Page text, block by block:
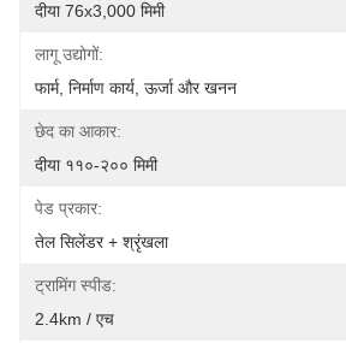
दीया 76x3,000 मिमी
लागू उद्योगों:
फार्म, निर्माण कार्य, ऊर्जा और खनन
छेद का आकार:
दीया ११०-२०० मिमी
पेड प्रकार:
तेल सिलेंडर + श्रृंखला
ट्रामिंग स्पीड:
2.4km / एच